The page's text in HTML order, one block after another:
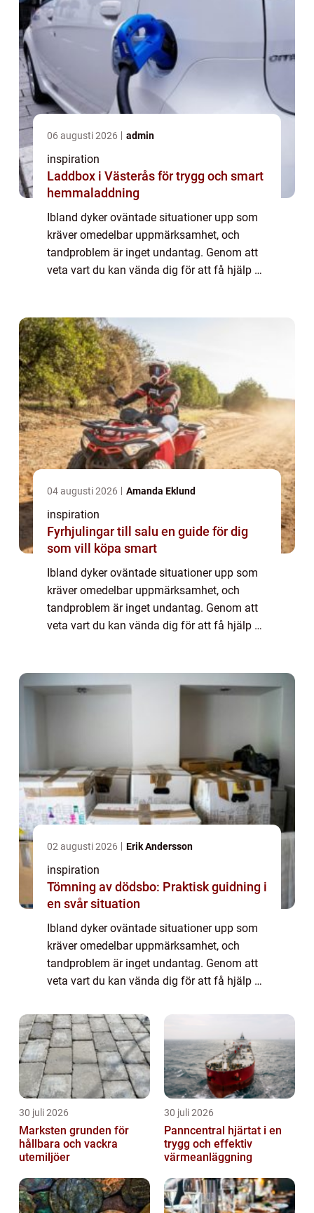
06 augusti 2026 admin
inspiration
Laddbox i Västerås för trygg och smart
hemmaladdning
Ibland dyker oväntade situationer upp som
kräver omedelbar uppmärksamhet, och
tandproblem är inget undantag. Genom att
veta vart du kan vända dig för att få hjälp av
04 augusti 2026 Amanda Eklund
inspiration
Fyrhjulingar till salu en guide för dig
som vill köpa smart
Ibland dyker oväntade situationer upp som
kräver omedelbar uppmärksamhet, och
tandproblem är inget undantag. Genom att
veta vart du kan vända dig för att få hjälp av
02 augusti 2026 Erik Andersson
inspiration
Tömning av dödsbo: Praktisk guidning i
en svår situation
Ibland dyker oväntade situationer upp som
kräver omedelbar uppmärksamhet, och
tandproblem är inget undantag. Genom att
veta vart du kan vända dig för att få hjälp av
30 juli 2026
Marksten grunden för
hållbara och vackra
utemiljöer
30 juli 2026
Panncentral hjärtat i en
trygg och effektiv
värmeanläggning